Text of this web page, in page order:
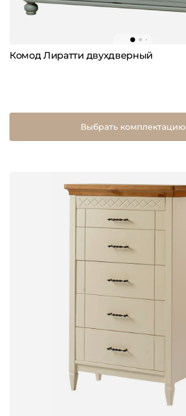
Комод Лиратти двухдверный
Выбрать комплектацию